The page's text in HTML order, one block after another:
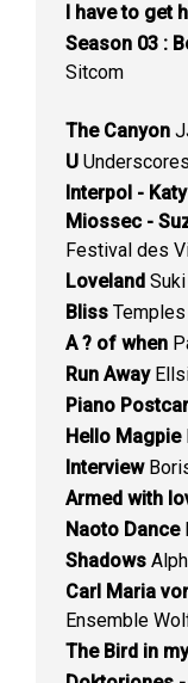
I have to get
Season 03 :
Sitcom
The Canyon
U Underscores
Interpol -
Miossec -
Festival des
Loveland
Bliss Temples
A ? of when
Run Away
Piano
Hello Magpie
Interview
Armed with
Naoto Dance
Shadows
Carl Maria
Ensemble
The Bird in